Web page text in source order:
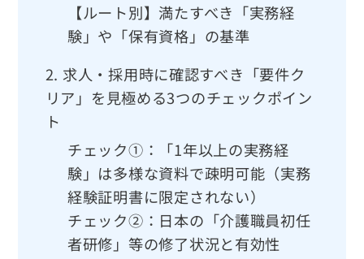
【ルート別】満たすべき「実務経
験」や「保有資格」の基準
2. 求人・採用時に確認すべき「要件ク
リア」を見極める3つのチェックポイン
ト
チェック①：「1年以上の実務経
験」は多様な資料で疎明可能（実務
経験証明書に限定されない）
チェック②：日本の「介護職員初任
者研修」等の修了状況と有効性